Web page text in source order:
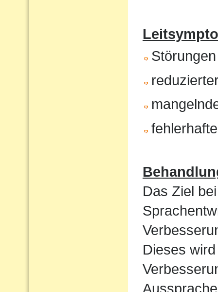
Das Ziel
Dieses